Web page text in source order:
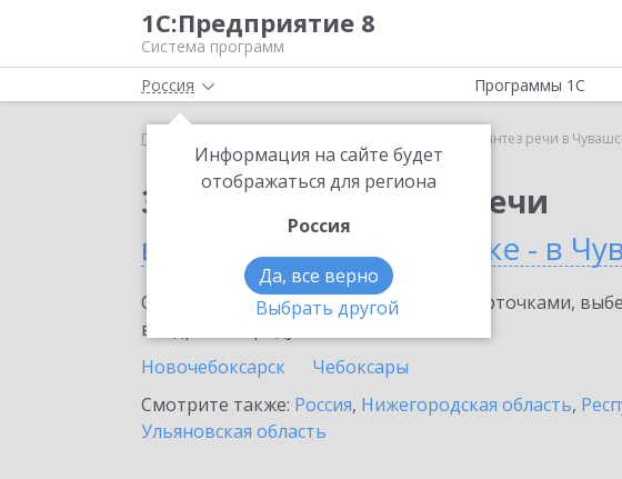
1С:Предприятие 8
Система программ
Россия
Информация на сайте будет
отображаться для региона
Россия
Да, все верно
Выбрать другой
Программы 1С
Главная 1С:Синтез речи в
Заказать 1С:Синтез речи
в Чувашской Республике - в
Ознакомьтесь с информационными карточками,
внедрение продукта.
Новочебоксарск
Чебоксары
Смотрите также: Россия, Нижегородская область,
Ульяновская область